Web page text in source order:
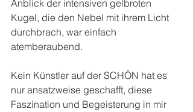
Anblick der intensiven gelbroten
Kugel, die den Nebel mit ihrem Licht
durchbrach, war einfach
atemberaubend.
Kein Künstler auf der SCHÖN hat es
nur ansatzweise geschafft, diese
Faszination und Begeisterung in mir